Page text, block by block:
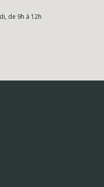
de 9h à 12h